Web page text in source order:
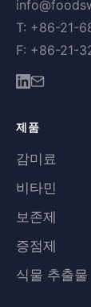
T: +86-21-
F: +86-21-
제품
감미료
비타민
보존제
증점제
식물 추출물